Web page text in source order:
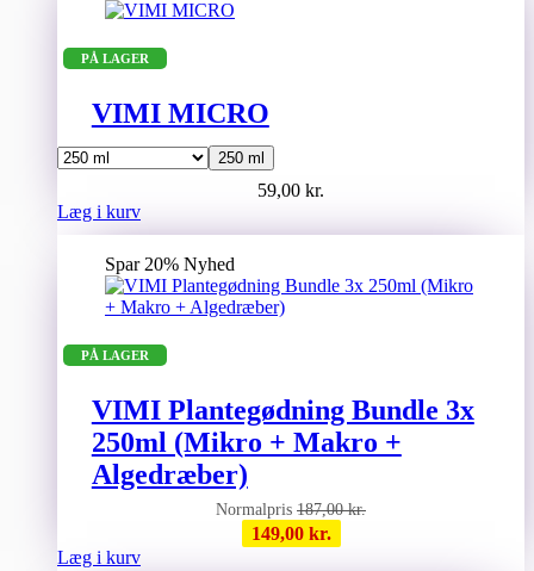
PÅ LAGER
VIMI MICRO
250 ml
59,00 kr.
Læg i kurvDette
vare
har
flere
varianter.
Mulighederne
vælges
varesiden
Spar 20% Nyhed
PÅ LAGER
VIMI Plantegødning Bundle 3x
250ml (Mikro + Makro +
Algedræber)
187,00kr.
149,00 kr.
Læg i kurv